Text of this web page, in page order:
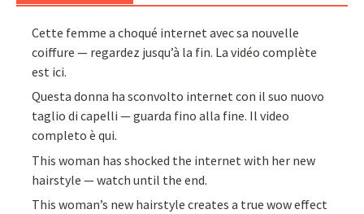
Cette femme a choqué internet avec sa nouvelle
coiffure — regardez jusqu’à la fin. La vidéo complète
est ici.
Questa donna ha sconvolto internet con il suo nuovo
taglio di capelli — guarda fino alla fine. Il video
completo è qui.
This woman has shocked the internet with her new
hairstyle — watch until the end.
This woman’s new hairstyle creates a true wow effect